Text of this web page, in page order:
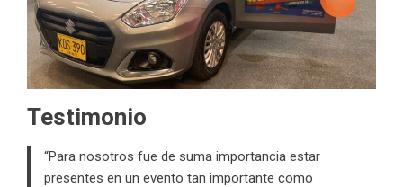
Testimonio
“Para nosotros fue de suma importancia estar
presentes en un evento tan importante como